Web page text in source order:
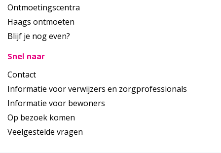
Ontmoetingscentra
Haags ontmoeten
Blijf je nog even?
Snel naar
Contact
Informatie voor verwijzers en zorgprofessionals
Informatie voor bewoners
Op bezoek komen
Veelgestelde vragen